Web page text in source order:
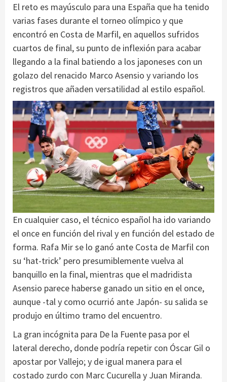
El reto es mayúsculo para una España que ha tenido
varias fases durante el torneo olímpico y que
encontró en Costa de Marfil, en aquellos sufridos
cuartos de final, su punto de inflexión para acabar
llegando a la final batiendo a los japoneses con un
golazo del renacido Marco Asensio y variando los
registros que añaden versatilidad al estilo español.
En cualquier caso, el técnico español ha ido variando
el once en función del rival y en función del estado de
forma. Rafa Mir se lo ganó ante Costa de Marfil con
su ‘hat-trick’ pero presumiblemente vuelva al
banquillo en la final, mientras que el madridista
Asensio parece haberse ganado un sitio en el once,
aunque -tal y como ocurrió ante Japón- su salida se
produjo en último tramo del encuentro.
La gran incógnita para De la Fuente pasa por el
lateral derecho, donde podría repetir con Óscar Gil o
apostar por Vallejo; y de igual manera para el
costado zurdo con Marc Cucurella y Juan Miranda.